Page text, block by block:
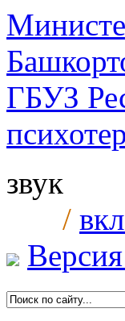
ГБУЗ
звук
/